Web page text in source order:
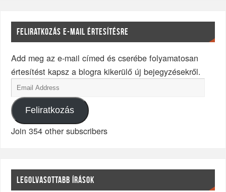
FELIRATKOZÁS E-MAIL ÉRTESÍTÉSRE
Add meg az e-mail címed és cserébe folyamatosan
értesítést kapsz a blogra kikerülő új bejegyzésekről.
Feliratkozás
Join 354 other subscribers
LEGOLVASOTTABB ÍRÁSOK